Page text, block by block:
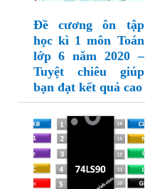
Đề cương ôn tập
học kì 1 môn Toán
lớp 6 năm 2020 –
Tuyệt chiêu giúp
bạn đạt kết quả cao